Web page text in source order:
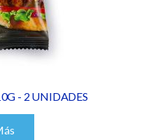
- 2 UNIDADES